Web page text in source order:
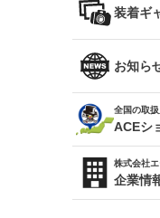
アリスト
ソアラ
アルテッツァ
プロボックス
RAV4
Z32 フェアレ
R34 ス
スカイライン
（ER34/R33/
キャラ
ローレル
バッグ
ファッ
雑貨・
ベビー
装着ギ
お知ら
全国の取
ACEシ
株式会社
企業情